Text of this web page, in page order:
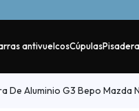
antivuelcosCúpulas
De Aluminio G3 Bepo